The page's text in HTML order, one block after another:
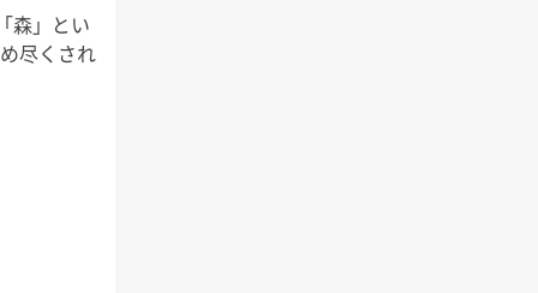
森」とい
尽くされ